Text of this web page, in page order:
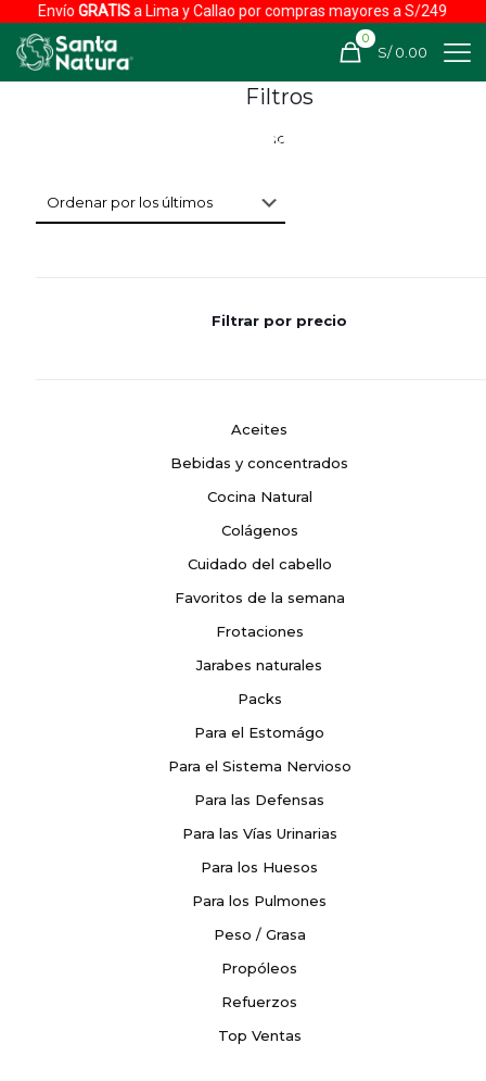
EnvíoGRATISa Lima y Callao por compras mayores a S/249
0
S/ 0.00
Filtros
Filtrar por precio
Aceites
Bebidas y concentrados
Cocina Natural
Colágenos
Cuidado del cabello
Favoritos de la semana
Frotaciones
Jarabes naturales
Packs
Para el Estomágo
Para el Sistema Nervioso
Para las Defensas
Para las Vías Urinarias
Para los Huesos
Para los Pulmones
Peso / Grasa
Propóleos
Refuerzos
Top Ventas